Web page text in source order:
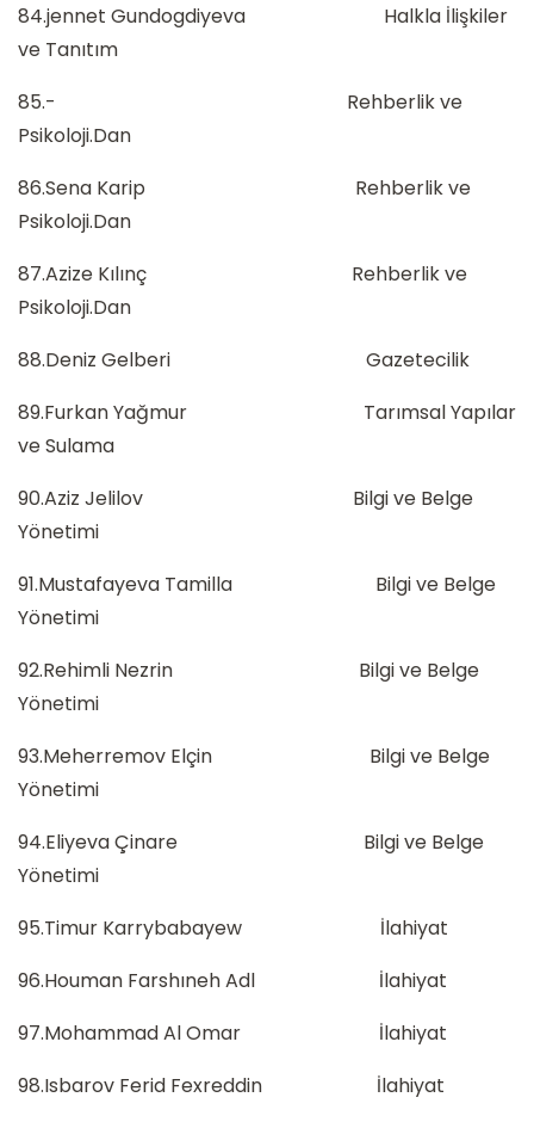
84.jennet Gundogdiyeva Halkla İlişkiler
ve Tanıtım
85.- Rehberlik ve
Psikoloji.Dan
86.Sena Karip Rehberlik ve
Psikoloji.Dan
87.Azize Kılınç Rehberlik ve
Psikoloji.Dan
88.Deniz Gelberi Gazetecilik
89.Furkan Yağmur Tarımsal Yapılar
ve Sulama
90.Aziz Jelilov Bilgi ve Belge
Yönetimi
91.Mustafayeva Tamilla Bilgi ve Belge
Yönetimi
92.Rehimli Nezrin Bilgi ve Belge
Yönetimi
93.Meherremov Elçin Bilgi ve Belge
Yönetimi
94.Eliyeva Çinare Bilgi ve Belge
Yönetimi
95.Timur Karrybabayew İlahiyat
96.Houman Farshıneh Adl İlahiyat
97.Mohammad Al Omar İlahiyat
98.Isbarov Ferid Fexreddin İlahiyat